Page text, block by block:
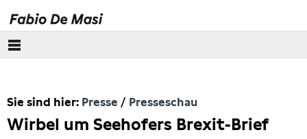
Europäisches Parlament
Sie sind hier: Presse Presseschau
Wirbel um Seehofers Brexit-Brief